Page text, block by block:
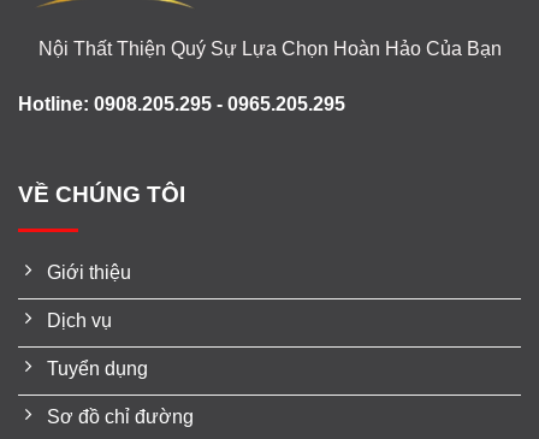
Nội Thất Thiện Quý Sự Lựa Chọn Hoàn Hảo Của Bạn
Hotline: 0908.205.295 - 0965.205.295
VỀ CHÚNG TÔI
Giới thiệu
Dịch vụ
Tuyển dụng
Sơ đồ chỉ đường